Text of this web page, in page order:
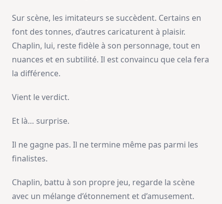
Sur scène, les imitateurs se succèdent. Certains en
font des tonnes, d’autres caricaturent à plaisir.
Chaplin, lui, reste fidèle à son personnage, tout en
nuances et en subtilité. Il est convaincu que cela fera
la différence.
Vient le verdict.
Et là… surprise.
Il ne gagne pas. Il ne termine même pas parmi les
finalistes.
Chaplin, battu à son propre jeu, regarde la scène
avec un mélange d’étonnement et d’amusement.